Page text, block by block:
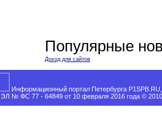
Популярные
Доход для сайтов
Информационный портал Петербурга
ЭЛ № ФС 77 - 64849 от 10 февраля 2016 года ©